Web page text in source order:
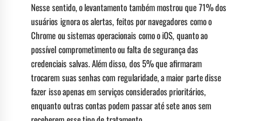
Nesse sentido, o levantamento também mostrou que 71% dos
usuários ignora os alertas, feitos por navegadores como o
Chrome ou sistemas operacionais como o iOS, quanto ao
possível comprometimento ou falta de segurança das
credenciais salvas. Além disso, dos 5% que afirmaram
trocarem suas senhas com regularidade, a maior parte disse
fazer isso apenas em serviços considerados prioritários,
enquanto outras contas podem passar até sete anos sem